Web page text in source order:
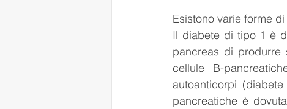
Esistono varie forme
Il diabete di tipo 1 è
pancreas di produrre
cellule B-
autoanticorpi
pancreatiche è